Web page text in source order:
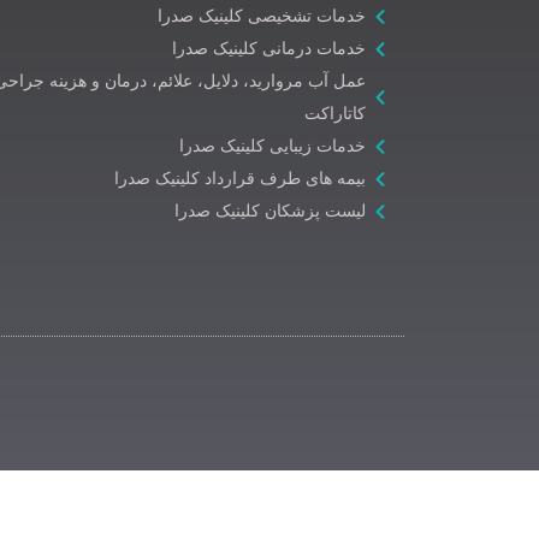
خدمات تشخیصی کلینیک صدرا
خدمات درمانی کلینیک صدرا
عمل آب مروارید، دلایل، علائم، درمان و هزینه
کاتاراکت
خدمات زیبایی کلینیک صدرا
بیمه های طرف قرارداد کلینیک صدرا
لیست پزشکان کلینیک صدرا